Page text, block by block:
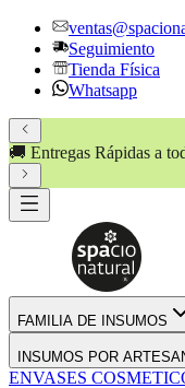
Seguimiento
Tienda Física
Whatsapp
🚚 Entregas Rápidas a
FAMILIA DE INSUMOS
INSUMOS POR
ENVASES